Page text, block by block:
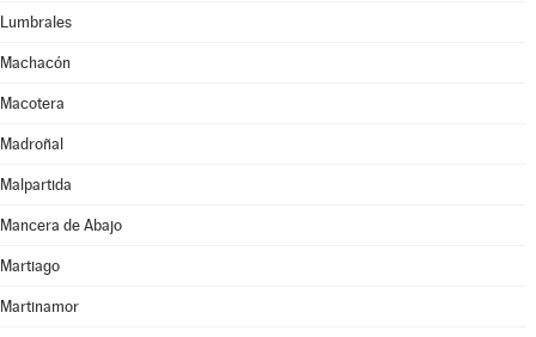
Lumbrales
Machacón
Macotera
Madroñal
Malpartida
Mancera de Abajo
Martiago
Martinamor